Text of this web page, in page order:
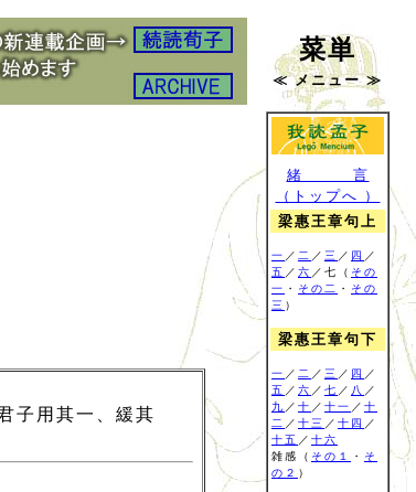
子用其一、緩其
菜単
≪ メニュー ≫
緒 言
（トップへ ）
梁惠王章句上
一 ／ 二 ／ 三 ／ 四 ／
五 ／ 六 ／七（ その
一 ・ その二 ・ その
三 ）
梁惠王章句下
一 ／ 二 ／ 三 ／ 四 ／
五 ／ 六 ／ 七 ／ 八 ／
九 ／ 十 ／ 十一 ／ 十
二 ／ 十三 ／ 十四 ／
十五 ／ 十六
雑感
（ その１ ・ そ
の２ ）